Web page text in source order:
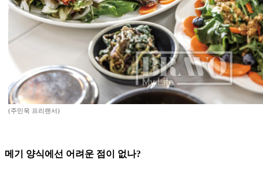
(주민욱 프리랜서)
메기 양식에선 어려운 점이 없나?